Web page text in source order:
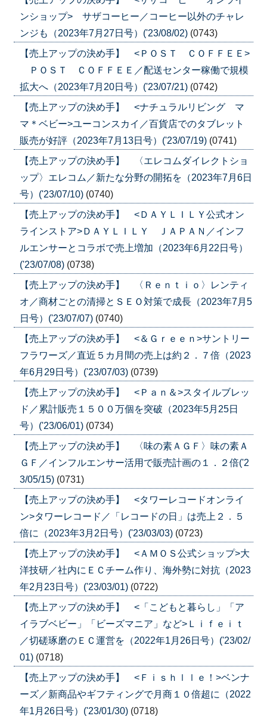
ンショップ> サザコーヒー／コーヒー以外のチャレ
ンジも（2023年7月27日号）('23/08/02) (0743)
【売上アップの決め手】 <ＰＯＳＴ ＣＯＦＦＥＥ>
ＰＯＳＴ ＣＯＦＦＥＥ／配送センター稼働で規模
拡大へ（2023年7月20日号）('23/07/21) (0742)
【売上アップの決め手】 <ナチュラルリビング マ
マ＊ベビー>ユーコンスカイ／百貨店でのタブレット
販売が好評（2023年7月13日号）('23/07/19) (0741)
【売上アップの決め手】 〈エレコムダイレクトショ
ップ〉エレコム／新たな分野の開拓を（2023年7月6日
号）('23/07/10) (0740)
【売上アップの決め手】 <ＤＡＹＬＩＬＹ公式オン
ラインストア>ＤＡＹＬＩＬＹ ＪＡＰＡＮ／インフ
ルエンサーとコラボで売上増加（2023年6月22日号）
('23/07/08) (0738)
【売上アップの決め手】 〈Ｒｅｎｔｉｏ〉レンティ
オ／商材ごとの清掃とＳＥＯ対策で成長（2023年7月5
日号）('23/07/07) (0740)
【売上アップの決め手】 <＆Ｇｒｅｅｎ>サントリー
フラワーズ／直近５カ月間の売上は約２．７倍（2023
年6月29日号）('23/07/03) (0739)
【売上アップの決め手】 <Ｐａｎ＆>スタイルブレッ
ド／累計販売１５００万個を突破（2023年5月25日
号）('23/06/01) (0734)
【売上アップの決め手】 〈味の素ＡＧＦ〉味の素Ａ
ＧＦ／インフルエンサー活用で販売計画の１．２倍('2
3/05/15) (0731)
【売上アップの決め手】 <タワーレコードオンライ
ン>タワーレコード／「レコードの日」は売上２．５
倍に（2023年3月2日号）('23/03/03) (0723)
【売上アップの決め手】 <ＡＭＯＳ公式ショップ>大
洋技研／社内にＥＣチーム作り、海外勢に対抗（2023
年2月23日号）('23/03/01) (0722)
【売上アップの決め手】 <「こどもと暮らし」「ア
イラブベビー」「ビーズマニア」など>Ｌｉｆｅｉｔ
／切磋琢磨のＥＣ運営を（2022年1月26日号）('23/02/
01) (0718)
【売上アップの決め手】 <Ｆｉｓｈｌｌｅ！>ベンナ
ーズ／新商品やギフティングで月商１０倍超に（2022
年1月26日号）('23/01/30) (0718)